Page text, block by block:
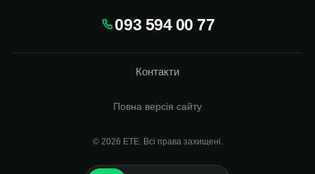
093 594 00 77
Контакти
Повна версія сайту
© 2026